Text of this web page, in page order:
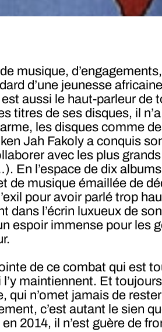
musique,
d’une jeunesse
aussi le haut-parleur de
titres de ses disques, il
les disques comme
Jah Fakoly a conquis
avec les plus
En l’espace de dix
de musique émaillée de
pour avoir parlé trop
dans l’écrin luxueux de
espoir immense pour les
de ce combat qui est
maintiennent. Et
n’omet jamais de
c’est autant le sien
2014, il n’est guère de